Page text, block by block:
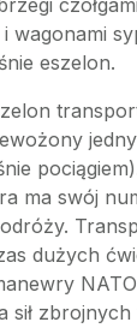
wagonami
eszelon.
ma swój
dużych
sił